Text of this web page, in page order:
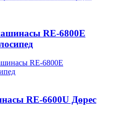
RE-6800E
RE-6600U Дөрес